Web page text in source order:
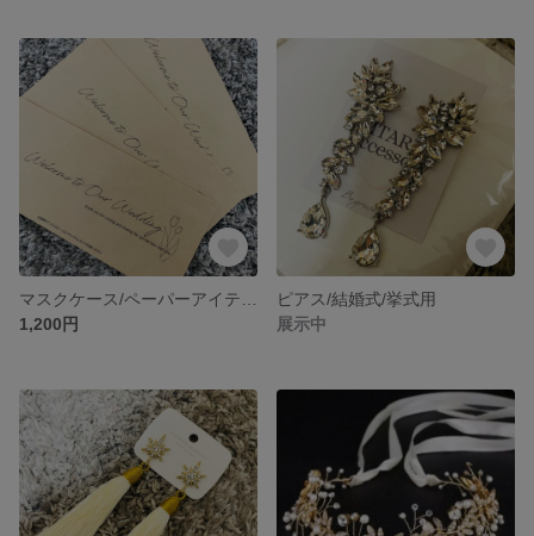
1,200円
ピアス/結婚式/挙式用
展示中